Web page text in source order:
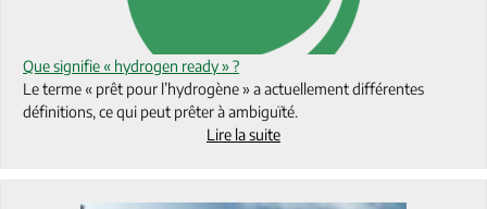
Que signifie « hydrogen ready » ?
Le terme « prêt pour l’hydrogène » a actuellement différentes
définitions, ce qui peut prêter à ambiguïté.
Lire la suite